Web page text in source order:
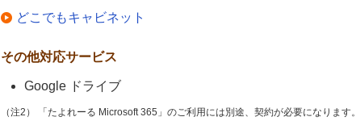
どこでもキャビネット
その他対応サービス
Google ドライブ
（注2） 「たよれーる Microsoft 365」のご利用には別途、契約が必要になります。